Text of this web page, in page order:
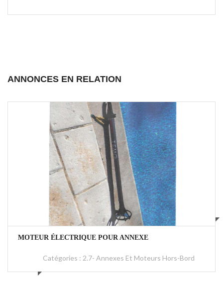
ANNONCES EN RELATION
MOTEUR ÉLECTRIQUE POUR ANNEXE
Catégories : 2.7- Annexes Et Moteurs Hors-Bord